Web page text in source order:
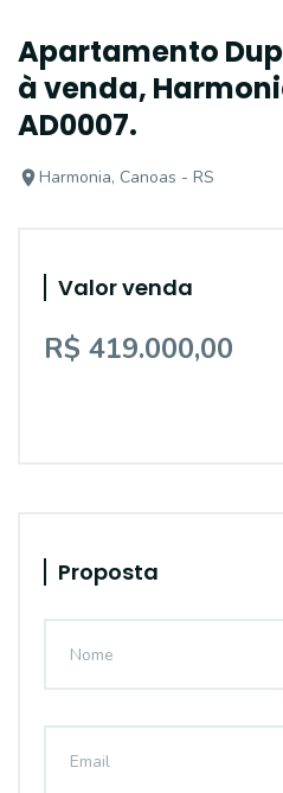
Apartamento
à venda,
AD0007.
Harmonia, Canoas - RS
Valor venda
R$ 419.000,00
Proposta